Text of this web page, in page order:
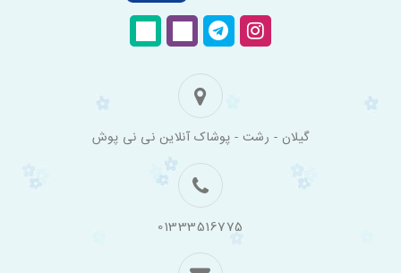
گیلان - رشت - پوشاک آنلاین نی نی پوش
01333516775